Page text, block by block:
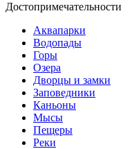
Достопримечательности
Аквапарки
Водопады
Горы
Озера
Дворцы и замки
Заповедники
Каньоны
Мысы
Пещеры
Реки